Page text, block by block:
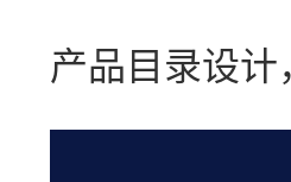
产品目录设